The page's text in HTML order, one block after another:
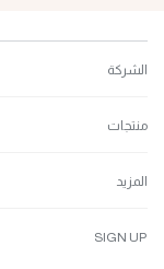
الشركة
منتجات
المزيد
SIGN UP